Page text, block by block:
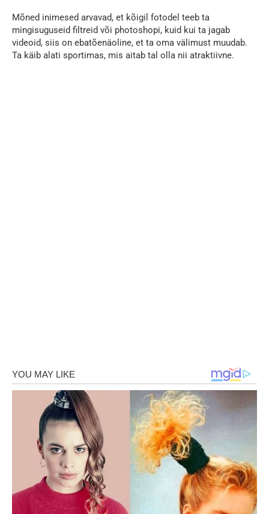
Mõned inimesed arvavad, et kõigil fotodel teeb ta
mingisuguseid filtreid või photoshopi, kuid kui ta jagab
videoid, siis on ebatõenäoline, et ta oma välimust muudab.
Ta käib alati sportimas, mis aitab tal olla nii atraktiivne.